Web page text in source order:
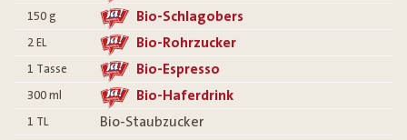
150 g Bio-Schlagobers
2 EL Bio-Rohrzucker
1 Tasse Bio-Espresso
300 ml Bio-Haferdrink
1 TL Bio-Staubzucker